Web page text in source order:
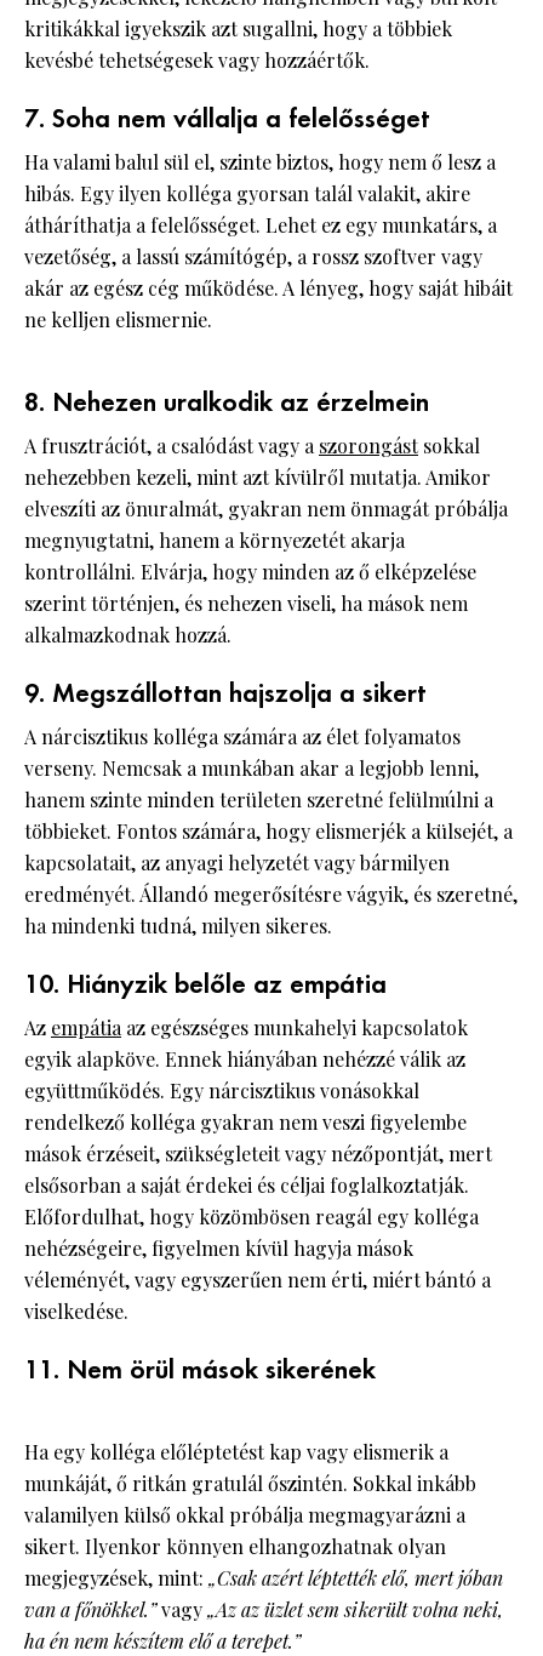
kritikákkal igyekszik azt sugallni, hogy a többiek
kevésbé tehetségesek vagy hozzáértők.
7. Soha nem vállalja a felelősséget
Ha valami balul sül el, szinte biztos, hogy nem ő lesz a
hibás. Egy ilyen kolléga gyorsan talál valakit, akire
átháríthatja a felelősséget. Lehet ez egy munkatárs, a
vezetőség, a lassú számítógép, a rossz szoftver vagy
akár az egész cég működése. A lényeg, hogy saját hibáit
ne kelljen elismernie.
8. Nehezen uralkodik az érzelmein
A frusztrációt, a csalódást vagy aszorongástsokkal
nehezebben kezeli, mint azt kívülről mutatja. Amikor
elveszíti az önuralmát, gyakran nem önmagát próbálja
megnyugtatni, hanem a környezetét akarja
kontrollálni. Elvárja, hogy minden az ő elképzelése
szerint történjen, és nehezen viseli, ha mások nem
alkalmazkodnak hozzá.
9. Megszállottan hajszolja a sikert
A nárcisztikus kolléga számára az élet folyamatos
verseny. Nemcsak a munkában akar a legjobb lenni,
hanem szinte minden területen szeretné felülmúlni a
többieket. Fontos számára, hogy elismerjék a külsejét, a
kapcsolatait, az anyagi helyzetét vagy bármilyen
eredményét. Állandó megerősítésre vágyik, és szeretné,
ha mindenki tudná, milyen sikeres.
10. Hiányzik belőle az empátia
Az empátiaaz egészséges munkahelyi kapcsolatok
egyik alapköve. Ennek hiányában nehézzé válik az
együttműködés. Egy nárcisztikus vonásokkal
rendelkező kolléga gyakran nem veszi figyelembe
mások érzéseit, szükségleteit vagy nézőpontját, mert
elsősorban a saját érdekei és céljai foglalkoztatják.
Előfordulhat, hogy közömbösen reagál egy kolléga
nehézségeire, figyelmen kívül hagyja mások
véleményét, vagy egyszerűen nem érti, miért bántó a
viselkedése.
11. Nem örül mások sikerének
Ha egy kolléga előléptetést kap vagy elismerik a
munkáját, ő ritkán gratulál őszintén. Sokkal inkább
valamilyen külső okkal próbálja megmagyarázni a
sikert. Ilyenkor könnyen elhangozhatnak olyan
megjegyzések, mint: „Csak azért léptették elő, mert jóban
van a főnökkel.”vagy„Az az üzlet sem sikerült volna neki,
ha én nem készítem elő a terepet.”